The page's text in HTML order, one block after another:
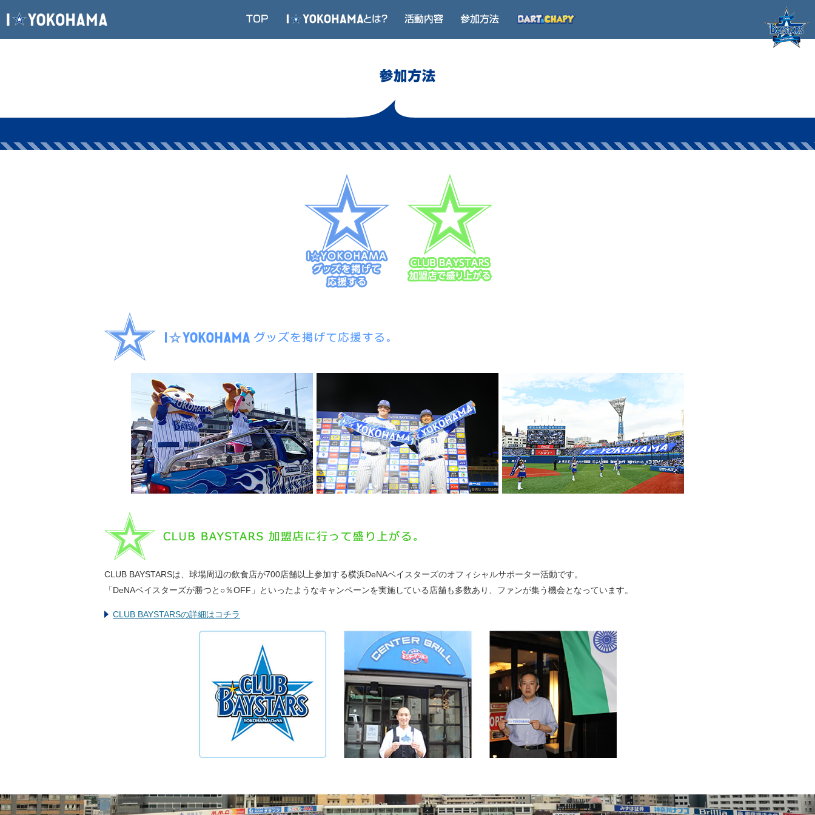
CLUB BAYSTARSは、球場周辺の飲食店が700店舗以上参加する横浜DeNAベイスターズのオフィシャルサポーター活動です。
「DeNAベイスターズが勝つと○％OFF」といったようなキャンペーンを実施している店舗も多数あり、ファンが集う機会となっています。
CLUB BAYSTARSの詳細はコチラ